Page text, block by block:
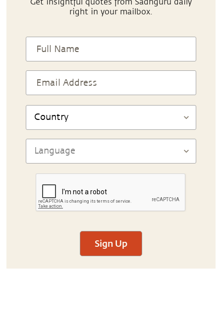
Get insightful quotes from Sadhguru daily
right in your mailbox.
Sign Up